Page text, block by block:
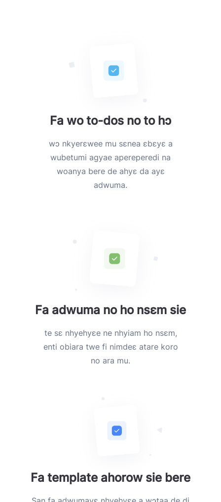
Fa wo to-dos no to hɔ
wɔ nkyerɛwee mu sɛnea ɛbɛyɛ a
wubetumi agyae apereperedi na
woanya bere de ahyɛ da ayɛ
adwuma.
Fa adwuma no ho nsɛm sie
te sɛ nhyehyɛe ne nhyiam ho nsɛm,
enti obiara twe fi nimdeɛ atare koro
no ara mu.
Fa template ahorow sie bere